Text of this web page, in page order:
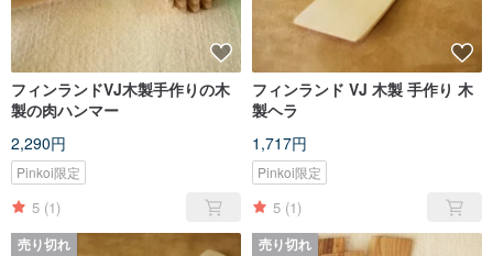
フィンランドVJ木製手作りの木
製の肉ハンマー
2,290円
Pinkoi限定
5 (1)
フィンランド VJ 木製 手作り 木
製ヘラ
1,717円
Pinkoi限定
5 (1)
売り切れ 売り切れ